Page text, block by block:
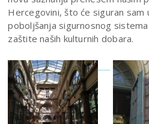
Hercegovini, što će siguran
poboljšanja sigurnosnog
zaštite naših kulturnih dobara.